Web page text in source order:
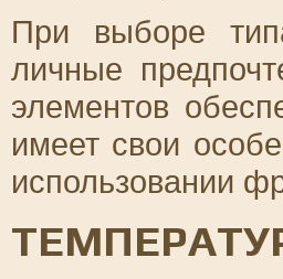
При выборе
личные
элементов
имеет свои
использовании